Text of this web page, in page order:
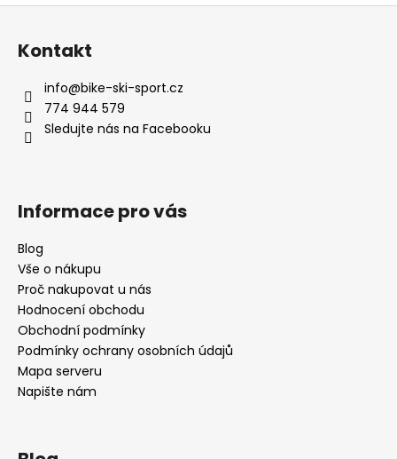
Z
Kontakt
info@bike-ski-sport.cz
774 944 579
Sledujte nás na Facebooku
Informace pro vás
Blog
Vše o nákupu
Proč nakupovat u nás
Hodnocení obchodu
Obchodní podmínky
Podmínky ochrany osobních údajů
Mapa serveru
Napište nám